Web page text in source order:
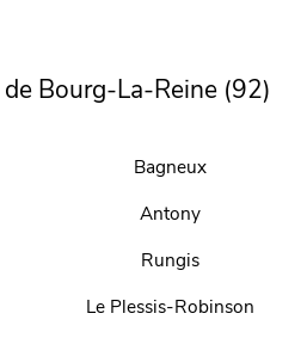
Bourg-La-Reine (92)
Bagneux
Antony
Rungis
Le Plessis-Robinson